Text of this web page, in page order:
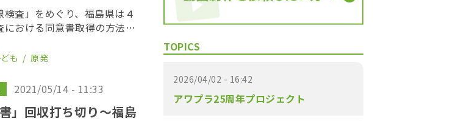
査」をめぐり、福島県は４
における同意書取得の方法を
津田敏秀教授は「通常、あ
も 原発
2021/05/14 - 11:33
」回収打ち切り〜福島
TOPICS
2026/04/02 - 16:42
アワプラ25周年プロジェクト